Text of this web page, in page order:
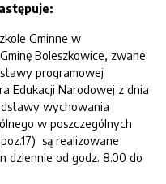
Gminne w
Boleszkowice, zwane
programowej
Edukacji Narodowej z dnia
wychowania
w poszczególnych
są realizowane
dziennie od godz. 8.00 do